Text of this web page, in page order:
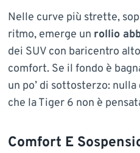
Nelle curve più strette,
ritmo, emerge un rollio
dei SUV con baricentro
comfort. Se il fondo è
un po’ di sottosterzo:
che la Tiger 6 non è
Comfort E